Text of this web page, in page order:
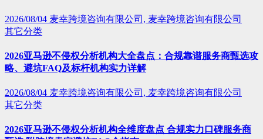
2026/08/04 麦幸跨境咨询有限公司, 麦幸跨境咨询有限公司
其它分类
2026亚马逊不侵权分析机构大全盘点：合规靠谱服务商甄选攻
略、避坑FAQ及标杆机构实力详解
2026/08/04 麦幸跨境咨询有限公司, 麦幸跨境咨询有限公司
其它分类
2026亚马逊不侵权分析机构全维度盘点 合规实力口碑服务商